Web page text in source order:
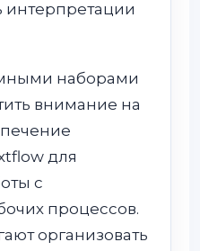
интерпретации
наборами
внимание на
для
с
процессов.
организовать